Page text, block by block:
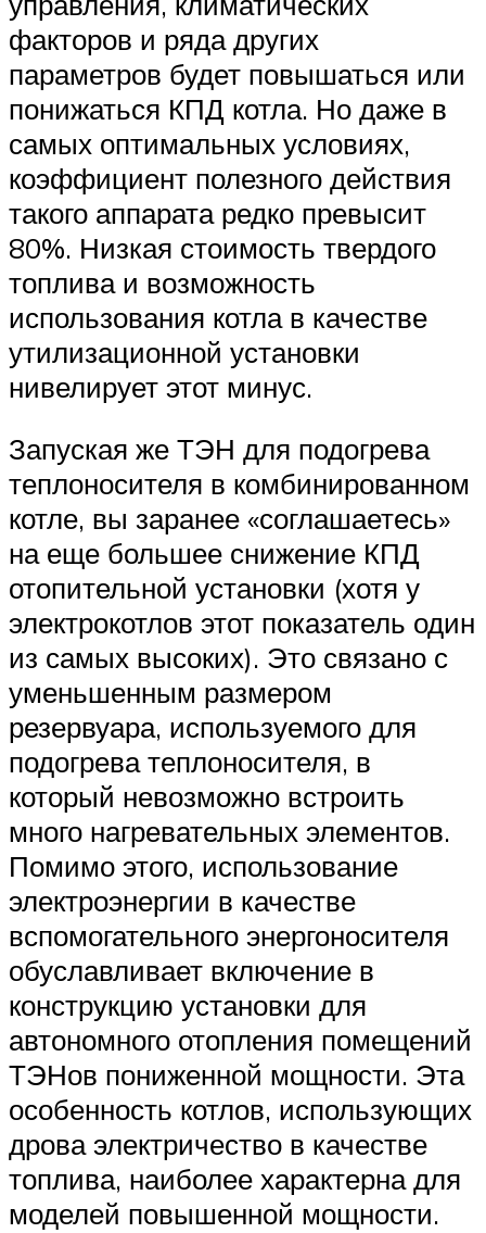
факторов и ряда других
параметров будет повышаться или
понижаться КПД котла. Но даже в
самых оптимальных условиях,
коэффициент полезного действия
такого аппарата редко превысит
80%. Низкая стоимость твердого
топлива и возможность
использования котла в качестве
утилизационной установки
нивелирует этот минус.
Запуская же ТЭН для подогрева
теплоносителя в комбинированном
котле, вы заранее «соглашаетесь»
на еще большее снижение КПД
отопительной установки (хотя у
электрокотлов этот показатель один
из самых высоких). Это связано с
уменьшенным размером
резервуара, используемого для
подогрева теплоносителя, в
который невозможно встроить
много нагревательных элементов.
Помимо этого, использование
электроэнергии в качестве
вспомогательного энергоносителя
обуславливает включение в
конструкцию установки для
автономного отопления помещений
ТЭНов пониженной мощности. Эта
особенность котлов, использующих
дрова электричество в качестве
топлива, наиболее характерна для
моделей повышенной мощности.